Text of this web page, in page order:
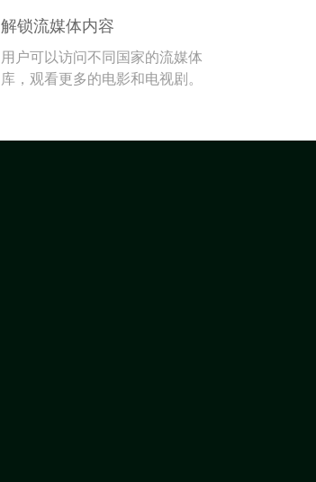
解锁流媒体内容
用户可以访问不同国家的流媒体
库，观看更多的电影和电视剧。